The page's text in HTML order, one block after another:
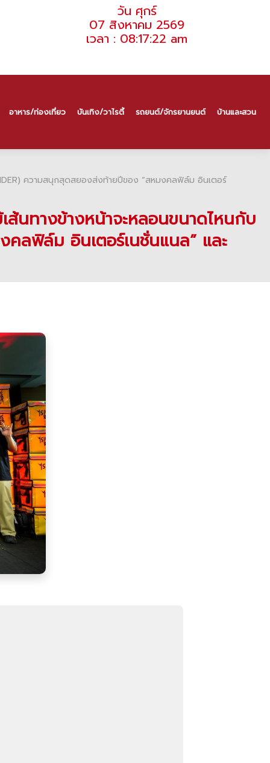
วัน ศุกร์
07 สิงหาคม 2569
เวลา : 08:17:22 am
อาหาร/ท่องเที่ยว บันเทิง/วาไรตี้ รถยนต์/จักรยานยนต์ บ้านและสวน
ความสนุกสุดสยองส่งท้ายปีของ “สหมงคลฟิล์ม อินเตอร์
ส้นทางข้างหน้าจะหลอนขนาดไหนกับ
คลฟิล์ม อินเตอร์เนชั่นแนล” และ